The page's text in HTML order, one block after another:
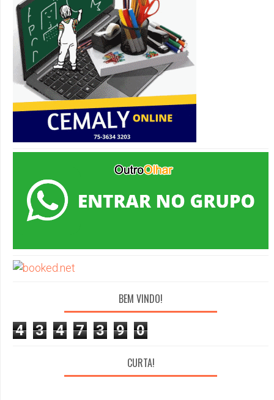
BEM VINDO!
4 3 4 7 3 9 0
CURTA!